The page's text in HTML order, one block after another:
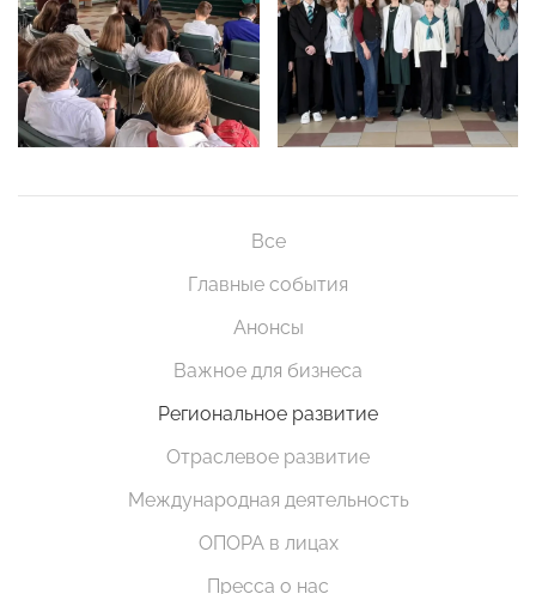
Все
Главные события
Анонсы
Важное для бизнеса
Региональное развитие
Отраслевое развитие
Международная деятельность
ОПОРА в лицах
Пресса о нас